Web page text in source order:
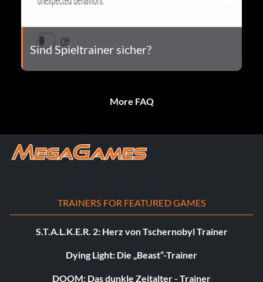
Sind Spieltrainer sicher?
More FAQ
TRAINERS FOR FEATURED GAMES
S.T.A.L.K.E.R. 2: Herz von Tschernobyl Trainer
Dying Light: Die „Beast“-Trainer
DOOM: Das dunkle Zeitalter - Trainer